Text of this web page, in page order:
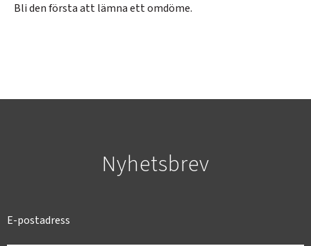
Bli den första att lämna ett omdöme.
Nyhetsbrev